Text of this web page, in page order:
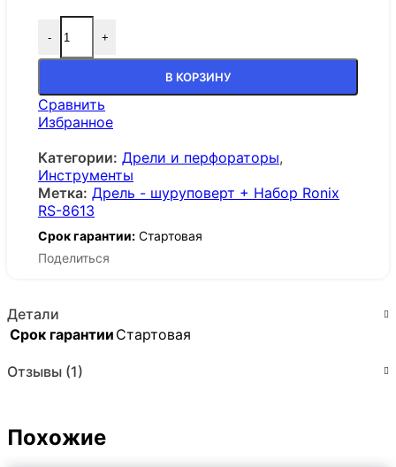
- +
В КОРЗИНУ
Сравнить
Избранное
Категории: Дрели и перфораторы,
Инструменты
Метка: Дрель - шуруповерт + Набор Ronix
RS-8613
Срок гарантии: Стартовая
Поделиться
Детали
Срок гарантии Стартовая
Отзывы (1)
Похожие